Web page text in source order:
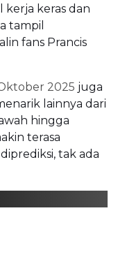
kerja keras dan
tampil
fans Prancis
2025 juga
lainnya dari
hingga
terasa
tak ada